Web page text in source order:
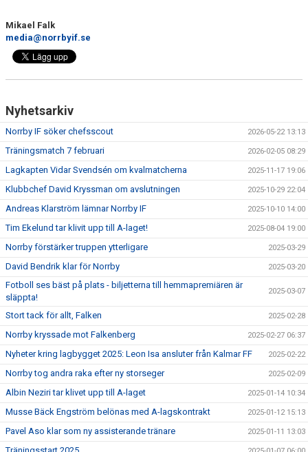
Mikael Falk
media@norrbyif.se
Nyhetsarkiv
Norrby IF söker chefsscout 2026-05-22 13:13
Träningsmatch 7 februari 2026-02-05 08:29
Lagkapten Vidar Svendsén om kvalmatcherna 2025-11-17 19:06
Klubbchef David Kryssman om avslutningen 2025-10-29 22:04
Andreas Klarström lämnar Norrby IF 2025-10-10 14:00
Tim Ekelund tar klivit upp till A-laget! 2025-08-04 19:00
Norrby förstärker truppen ytterligare 2025-03-29
David Bendrik klar för Norrby 2025-03-20
Fotboll ses bäst på plats - biljetterna till hemmapremiären är
släppta!
2025-03-07
Stort tack för allt, Falken 2025-02-28
Norrby kryssade mot Falkenberg 2025-02-27 06:37
Nyheter kring lagbygget 2025: Leon Isa ansluter från Kalmar FF 2025-02-22
Norrby tog andra raka efter ny storseger 2025-02-09
Albin Neziri tar klivet upp till A-laget 2025-01-14 10:34
Musse Bäck Engström belönas med A-lagskontrakt 2025-01-12 15:13
Pavel Aso klar som ny assisterande tränare 2025-01-11 13:03